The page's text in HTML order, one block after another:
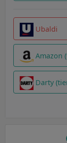
Ubaldi
Amazon
Darty